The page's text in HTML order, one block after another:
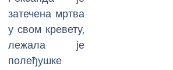
затечена мртва
у свом кревету,
лежала је
полеђушке